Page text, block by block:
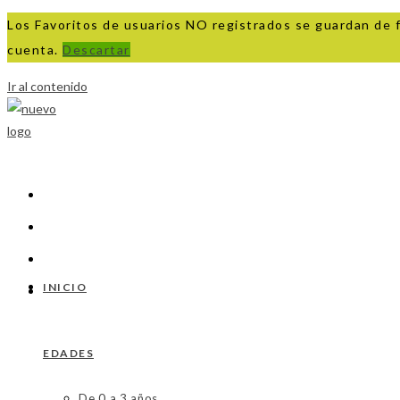
Los Favoritos de usuarios NO registrados se guardan
cuenta. Descartar
Ir al contenido
INICIO
EDADES